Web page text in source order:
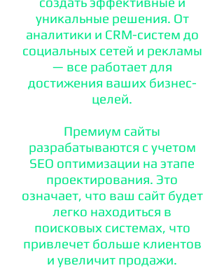
уникальные решения. От
аналитики и CRM-систем до
социальных сетей и рекламы
— все работает для
достижения ваших бизнес-
целей.
Премиум сайты
разрабатываются с учетом
SEO оптимизации на этапе
проектирования. Это
означает, что ваш сайт будет
легко находиться в
поисковых системах, что
привлечет больше клиентов
и увеличит продажи.